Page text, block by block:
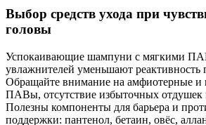
Выбор средств ухода при
головы
Успокаивающие шампуни с мягкими
увлажнителей уменьшают реактивность
Обращайте внимание на амфиотерные и
ПАВы, отсутствие избыточных отдушек
Полезны компоненты для барьера и
поддержки: пантенол, бетаин, овёс,